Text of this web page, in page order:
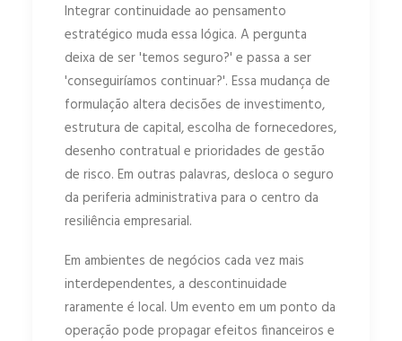
Integrar continuidade ao pensamento
estratégico muda essa lógica. A pergunta
deixa de ser 'temos seguro?' e passa a ser
'conseguiríamos continuar?'. Essa mudança de
formulação altera decisões de investimento,
estrutura de capital, escolha de fornecedores,
desenho contratual e prioridades de gestão
de risco. Em outras palavras, desloca o seguro
da periferia administrativa para o centro da
resiliência empresarial.
Em ambientes de negócios cada vez mais
interdependentes, a descontinuidade
raramente é local. Um evento em um ponto da
operação pode propagar efeitos financeiros e